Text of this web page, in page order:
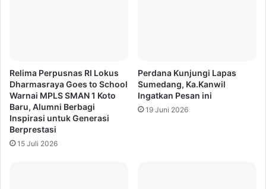
Relima Perpusnas RI Lokus
Dharmasraya Goes to School
Warnai MPLS SMAN 1 Koto
Baru, Alumni Berbagi
Inspirasi untuk Generasi
Berprestasi
15 Juli 2026
Perdana Kunjungi Lapas
Sumedang, Ka.Kanwil
Ingatkan Pesan ini
19 Juni 2026